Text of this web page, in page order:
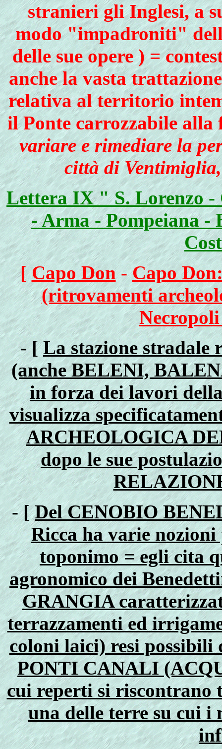
stranieri gli Inglesi, a
modo "impadroniti"
delle sue opere ) =
anche la vasta
relativa al territorio
il Ponte carrozzabile alla
variare e rimediare la
città di
Lettera IX " S. Lorenzo -
- Arma - Pompeiana -
[Capo Don-Capo
(ritrovamenti
- [La stazione
(anche BELENI,
in forza dei lavori
visualizza
ARCHEOLOGICA
dopo le sue
- [Del CENOBIO
Ricca ha varie
toponimo = egli cita
agronomico dei
GRANGIA
terrazzamenti ed
coloni laici) resi
PONTI CANALI
cui reperti si riscontrano
una delle terre su cui i